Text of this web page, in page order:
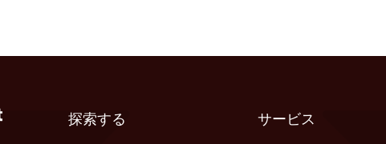
探索する サービス